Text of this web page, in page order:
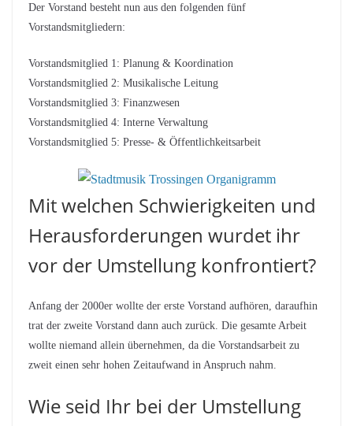
Der Vorstand besteht nun aus den folgenden fünf
Vorstandsmitgliedern:
Vorstandsmitglied 1: Planung & Koordination
Vorstandsmitglied 2: Musikalische Leitung
Vorstandsmitglied 3: Finanzwesen
Vorstandsmitglied 4: Interne Verwaltung
Vorstandsmitglied 5: Presse- & Öffentlichkeitsarbeit
Mit welchen Schwierigkeiten und
Herausforderungen wurdet ihr
vor der Umstellung konfrontiert?
Anfang der 2000er wollte der erste Vorstand aufhören, daraufhin
trat der zweite Vorstand dann auch zurück. Die gesamte Arbeit
wollte niemand allein übernehmen, da die Vorstandsarbeit zu
zweit einen sehr hohen Zeitaufwand in Anspruch nahm.
Wie seid Ihr bei der Umstellung